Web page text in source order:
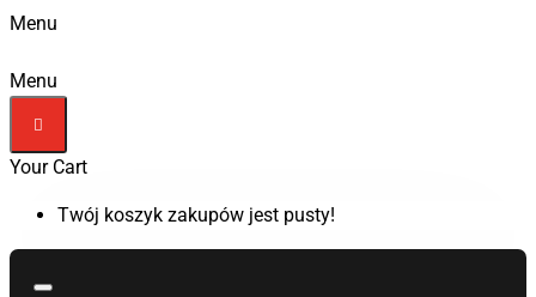
Menu
Menu
Your Cart
Twój koszyk zakupów jest pusty!